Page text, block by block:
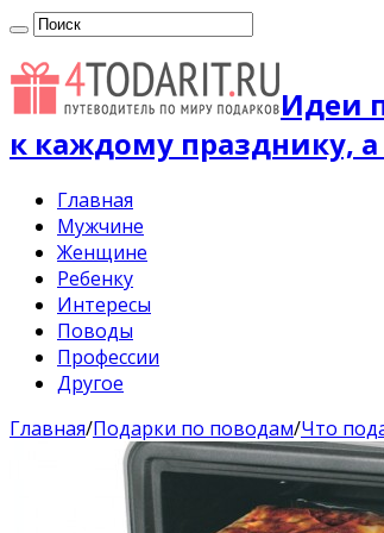
Идеи
к каждому празднику,
Главная
Мужчине
Женщине
Ребенку
Интересы
Поводы
Профессии
Другое
Главная/Подарки по поводам/Что